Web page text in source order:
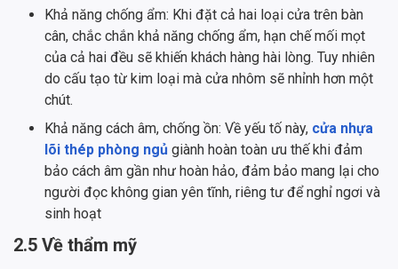
Khả năng chống ẩm: Khi đặt cả hai loại cửa trên bàn
cân, chắc chắn khả năng chống ẩm, hạn chế mối mọt
của cả hai đều sẽ khiến khách hàng hài lòng. Tuy nhiên
do cấu tạo từ kim loại mà cửa nhôm sẽ nhỉnh hơn một
chút.
Khả năng cách âm, chống ồn: Về yếu tố này, cửa nhựa
lõi thép phòng ngủ giành hoàn toàn ưu thế khi đảm
bảo cách âm gần như hoàn hảo, đảm bảo mang lại cho
người đọc không gian yên tĩnh, riêng tư để nghỉ ngơi và
sinh hoạt
2.5 Về thẩm mỹ